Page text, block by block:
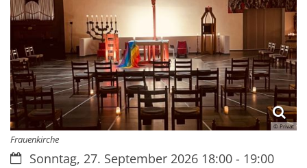
© Privat
Frauenkirche
Datum:Sonntag, 27. September 2026 18:00 - 19:00